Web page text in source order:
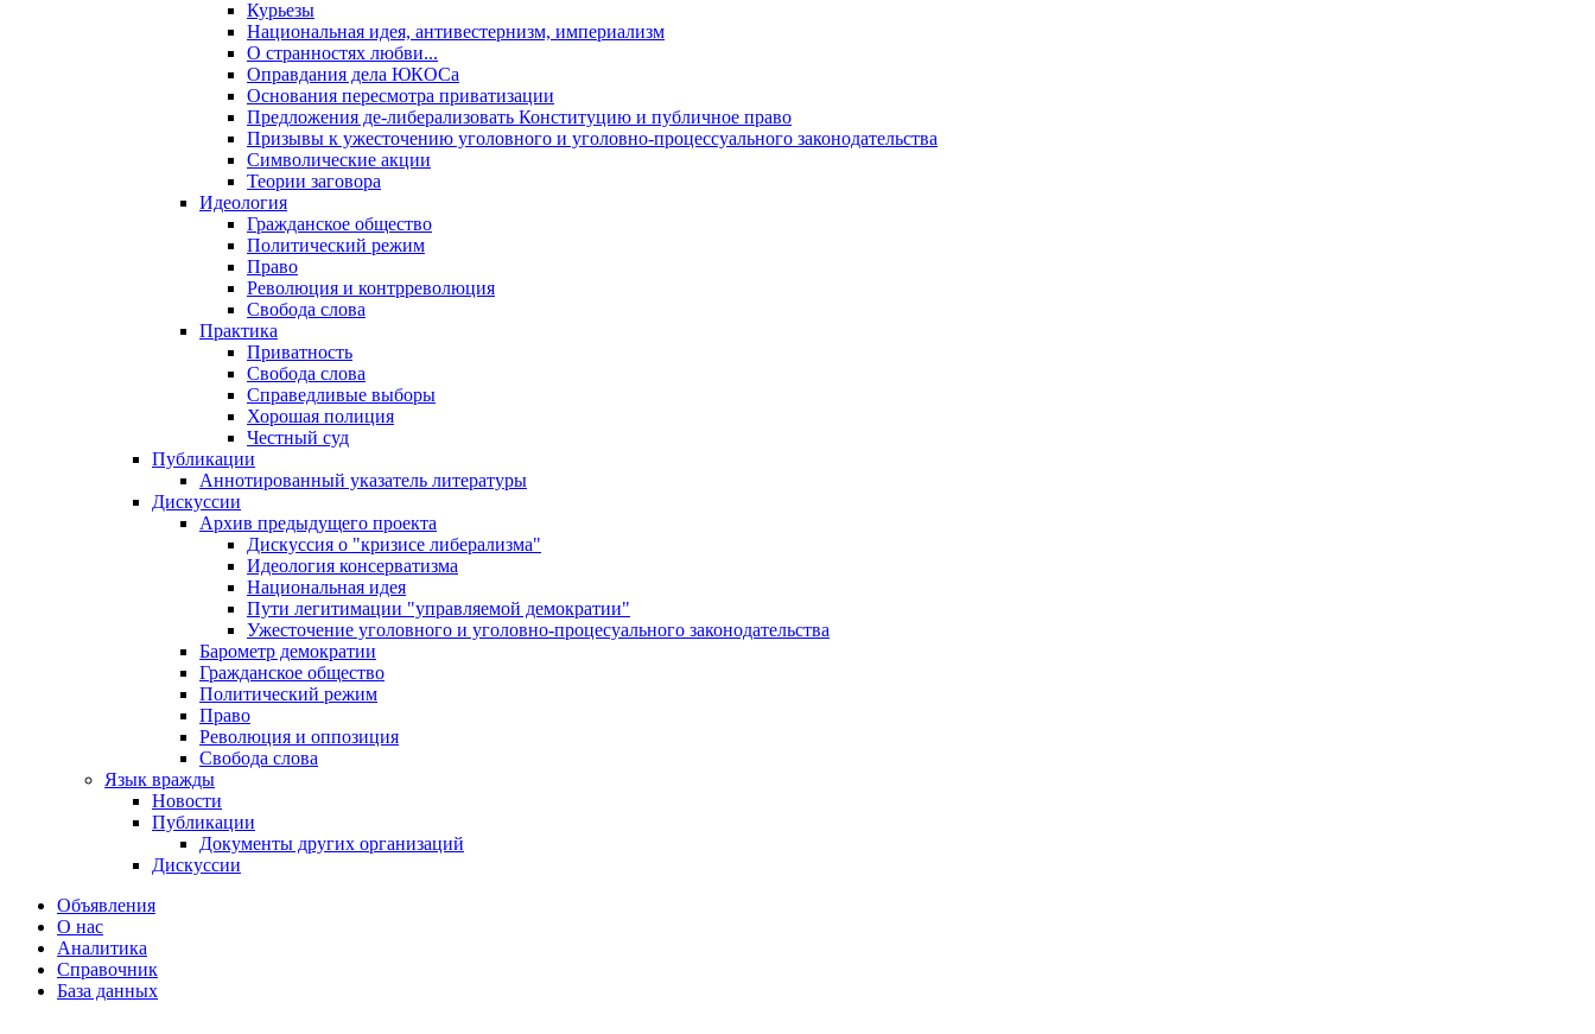
Курьезы
Национальная идея, антивестернизм, империализм
О странностях любви...
Оправдания дела ЮКОСа
Основания пересмотра приватизации
Предложения де-либерализовать Конституцию и публичное право
Призывы к ужесточению уголовного и уголовно-процессуального законодательства
Символические акции
Теории заговора
Идеология
Гражданское общество
Политический режим
Право
Революция и контрреволюция
Свобода слова
Практика
Приватность
Свобода слова
Справедливые выборы
Хорошая полиция
Честный суд
Публикации
Аннотированный указатель литературы
Дискуссии
Архив предыдущего проекта
Дискуссия о "кризисе либерализма"
Идеология консерватизма
Национальная идея
Пути легитимации "управляемой демократии"
Ужесточение уголовного и уголовно-процесуального законодательства
Барометр демократии
Гражданское общество
Политический режим
Право
Революция и оппозиция
Свобода слова
Язык вражды
Новости
Публикации
Документы других организаций
Дискуссии
Объявления
О нас
Аналитика
Справочник
База данных